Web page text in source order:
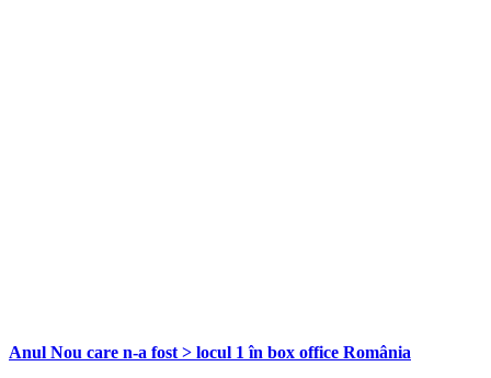
Anul Nou care n-a fost > locul 1 în box office România